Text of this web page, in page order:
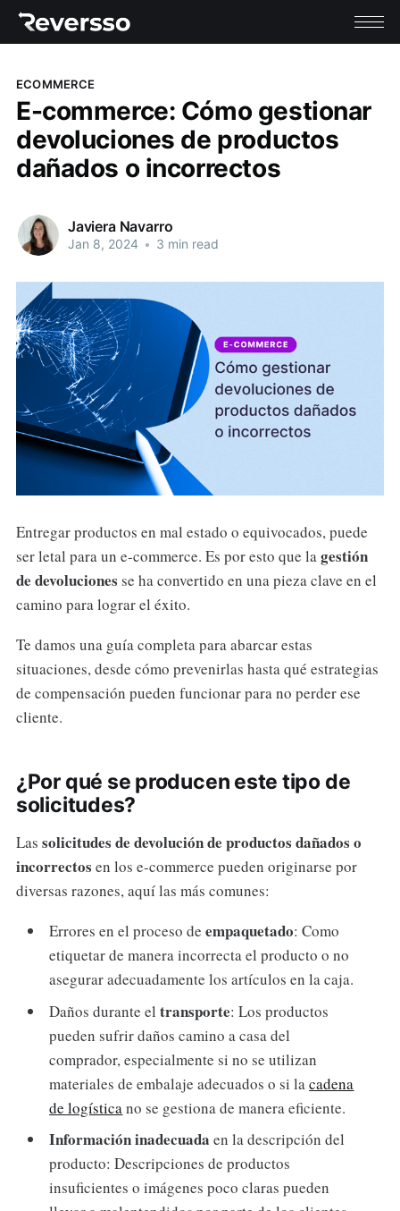
ECOMMERCE
E-commerce: Cómo gestionar
devoluciones de productos
dañados o incorrectos
Javiera Navarro
Jan 8, 2024 • 3 min read
Entregar productos en mal estado o equivocados, puede
ser letal para un e-commerce. Es por esto que lagestión
de devoluciones se ha convertido en una pieza clave en el
camino para lograr el éxito.
Te damos una guía completa para abarcar estas
situaciones, desde cómo prevenirlas hasta qué estrategias
de compensación pueden funcionar para no perder ese
cliente.
¿Por qué se producen este tipo de
solicitudes?
Las solicitudes de devolución de productos dañados o
incorrectos en los e-commerce pueden originarse por
diversas razones, aquí las más comunes:
Errores en el proceso deempaquetado: Como
etiquetar de manera incorrecta el producto o no
asegurar adecuadamente los artículos en la caja.
Daños durante eltransporte: Los productos
pueden sufrir daños camino a casa del
comprador, especialmente si no se utilizan
materiales de embalaje adecuados o si lacadena
de logística no se gestiona de manera eficiente.
Información inadecuadaen la descripción del
producto: Descripciones de productos
insuficientes o imágenes poco claras pueden